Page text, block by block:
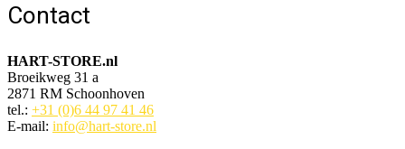
Contact
HART-STORE.nl
Broeikweg 31 a
2871 RM Schoonhoven
tel.: +31 (0)6 44 97 41 46
E-mail: info@hart-store.nl